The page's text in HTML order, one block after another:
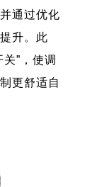
通过优化
升。此
”，使调
更舒适自